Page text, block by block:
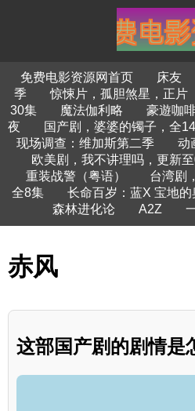
免费电影资源网首页 床友
季
惊悚片，孤胆煞星，正片
30集
魔法伽利略 豪遊咖
夜
国产剧，婆婆的镯子，全
现场调查：维加斯第二季
动
欧美剧，我不讲理吗，更新
重装战警（粤语）
台湾剧
全8集
长命百岁：蓝X 宝地
森林进化论
A2Z
赤风
这部国产剧的剧情是